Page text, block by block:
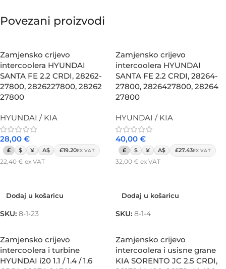
Povezani proizvodi
Zamjensko crijevo
intercoolera HYUNDAI
SANTA FE 2.2 CRDI, 28262-
27800, 2826227800, 28262
27800
HYUNDAI / KIA
28,00 €
£ $ ¥ A$ £19.20EX VAT
22,40 € ex VAT
Dodaj u košaricu
SKU: 8-1-23
Zamjensko crijevo
intercoolera HYUNDAI
SANTA FE 2.2 CRDI, 28264-
27800, 2826427800, 28264
27800
HYUNDAI / KIA
40,00 €
£ $ ¥ A$ £27.43EX VAT
32,00 € ex VAT
Dodaj u košaricu
SKU: 8-1-4
Zamjensko crijevo
intercoolera i turbine
HYUNDAI i20 1.1 / 1.4 / 1.6
Zamjensko crijevo
intercoolera i usisne grane
KIA SORENTO JC 2.5 CRDI,